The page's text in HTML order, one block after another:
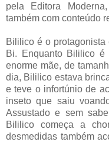
pela Editora
também com conteúdo
Bililico é o
Bi. Enquanto Bililico
enorme mãe, de
dia, Bililico estava
e teve o infortúnio de
inseto que saiu
Assustado e sem
Bililico começa a
desmedidas também